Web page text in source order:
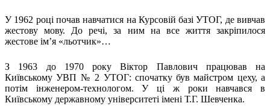
Житомирська область
Закарпатська область
Івано-Франківська область
Київ
Київська область
У 1962 році почав навчатися на Курсовій базі УТОГ, де вивчав
жестову мову. До речі, за ним на все життя закріпилося
жестове ім’я «льотчик»…
З 1963 до 1970 року Віктор Павлович працював на
Київському УВП № 2 УТОГ: спочатку був майстром цеху, а
потім інженером-технологом. У ці ж роки навчався в
Київському державному університеті імені Т.Г. Шевченка.